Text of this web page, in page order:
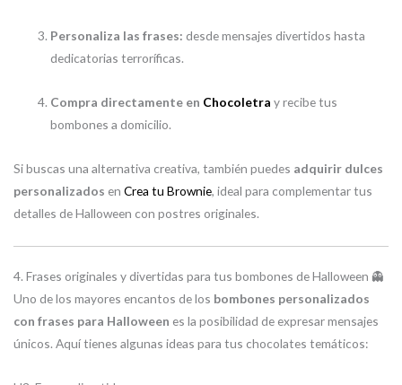
Personaliza las frases: desde mensajes divertidos hasta
dedicatorias terroríficas.
Compra directamente en Chocoletra y recibe tus
bombones a domicilio.
Si buscas una alternativa creativa, también puedes adquirir dulces
personalizados en Crea tu Brownie, ideal para complementar tus
detalles de Halloween con postres originales.
4. Frases originales y divertidas para tus bombones de Halloween 👻
Uno de los mayores encantos de los bombones personalizados
con frases para Halloween es la posibilidad de expresar mensajes
únicos. Aquí tienes algunas ideas para tus chocolates temáticos: